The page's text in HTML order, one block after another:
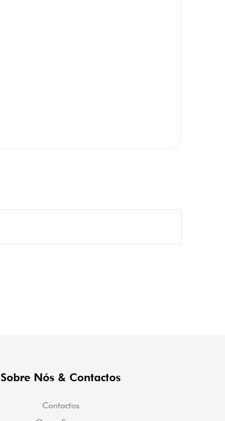
Sobre Nós & Contactos
Contactos